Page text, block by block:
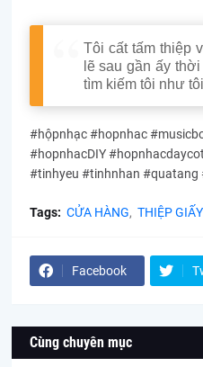
Tôi cất tấm thiệp
lẽsau gần ấy thời
tìm kiếm tôi như
#hộpnhạc #hopnhac
#hopnhacDIY
#tinhyeu #tinhnhan #quatang
Tags: CỬA HÀNG THIỆP GIẤY
Facebook
Cùng chuyên mục